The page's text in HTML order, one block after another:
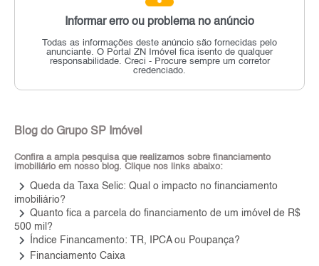
Informar erro ou problema no anúncio
Todas as informações deste anúncio são fornecidas pelo
anunciante. O Portal ZN Imóvel fica isento de qualquer
responsabilidade. Creci - Procure sempre um corretor
credenciado.
Blog do Grupo SP Imóvel
Confira a ampla pesquisa que realizamos sobre financiamento
imobiliário em nosso blog. Clique nos links abaixo:
keyboard_arrow_right Queda da Taxa Selic: Qual o impacto no financiamento
imobiliário?
keyboard_arrow_right Quanto fica a parcela do financiamento de um imóvel de R$
500 mil?
keyboard_arrow_right Índice Financamento: TR, IPCA ou Poupança?
keyboard_arrow_right Financiamento Caixa